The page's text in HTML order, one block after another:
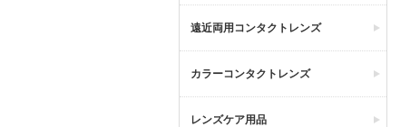
遠近両用コンタクトレンズ
カラーコンタクトレンズ
レンズケア用品